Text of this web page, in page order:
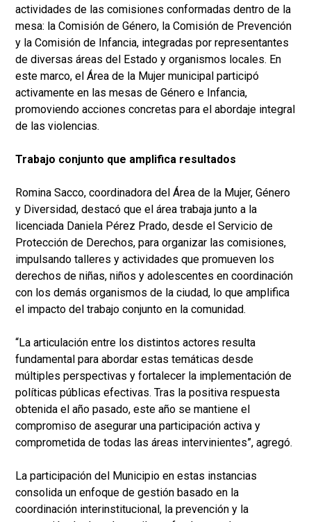
actividades de las comisiones conformadas dentro de la
mesa: la Comisión de Género, la Comisión de Prevención
y la Comisión de Infancia, integradas por representantes
de diversas áreas del Estado y organismos locales. En
este marco, el Área de la Mujer municipal participó
activamente en las mesas de Género e Infancia,
promoviendo acciones concretas para el abordaje integral
de las violencias.
Trabajo conjunto que amplifica resultados
Romina Sacco, coordinadora del Área de la Mujer, Género
y Diversidad, destacó que el área trabaja junto a la
licenciada Daniela Pérez Prado, desde el Servicio de
Protección de Derechos, para organizar las comisiones,
impulsando talleres y actividades que promueven los
derechos de niñas, niños y adolescentes en coordinación
con los demás organismos de la ciudad, lo que amplifica
el impacto del trabajo conjunto en la comunidad.
“La articulación entre los distintos actores resulta
fundamental para abordar estas temáticas desde
múltiples perspectivas y fortalecer la implementación de
políticas públicas efectivas. Tras la positiva respuesta
obtenida el año pasado, este año se mantiene el
compromiso de asegurar una participación activa y
comprometida de todas las áreas intervinientes”, agregó.
La participación del Municipio en estas instancias
consolida un enfoque de gestión basado en la
coordinación interinstitucional, la prevención y la